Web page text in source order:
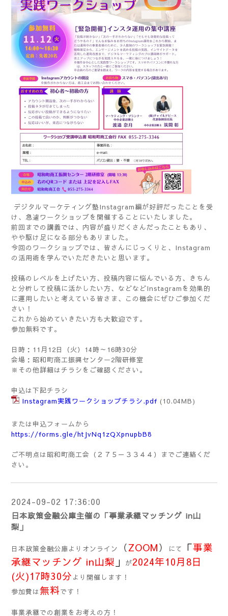
デジタルマーケティング塾Instagram編が好評だったことを受
け、急遽ワークショップを開催することにいたしました。
前回までの講義では、内容が盛りだくさんだったこともあり、
やや駆け足になる部分もありました。
今回のワークショップでは、皆さんにじっくりと、Instagram
の活用術を学んでいただきたいと思います。
投稿のレベルを上げたい方、投稿内容に悩んでいる方、きちん
と分析して投稿に活かしたい方、などなどInstagramを効果的
に運用したいと考えている皆さま、この機会にぜひご参加くだ
さい！
これから始めていきたい方も大歓迎です。
参加無料です。
日時：11月12日（火）14時～16時30分
会場：昭和町商工振興センター2階研修室
※その他詳細はチラシをご確認ください。
申込は下記チラシ
Instagram実践ワークショップチラシ.pdf (10.04MB)
または申込フォームから
https://forms.gle/htJvNq1zQXpnupbB8
ご不明点は昭和町商工会（２７５－３３４４）までご連絡くだ
さい。
2024-09-02 17:36:00
日本政策金融公庫主催の「事業承継マッチング in山
梨」
日本政策金融公庫よりオンライン （ZOOM） にて 「事業
承継マッチング in山梨 」 が2024年10月8日
(火)17時30分 より開催します！
参加費は無料です！
事業承継での創業をお考えの方！